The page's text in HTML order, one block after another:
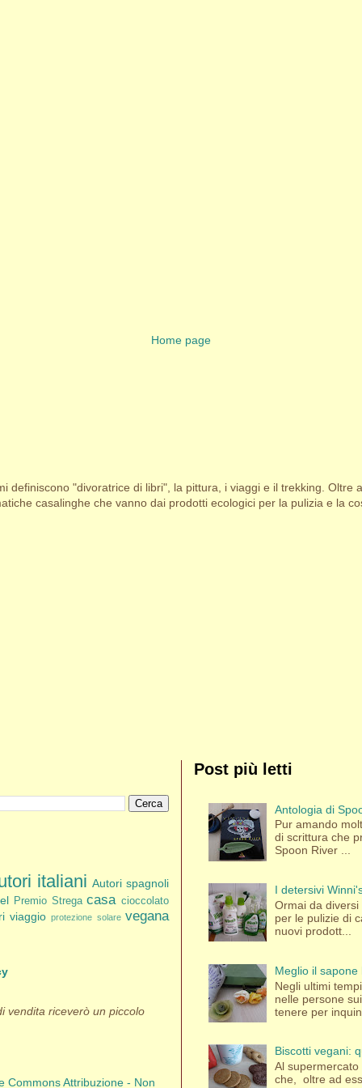
Home page
definiscono "divoratrice di libri", la pittura, i viaggi e il trekking. Oltre
casalinghe che vanno dai prodotti ecologici per la pulizia e la
italiani Autori spagnoli
Premio Strega casa cioccolato
viaggio protezione solare vegana
vendita riceverò un piccolo
Commons Attribuzione - Non
Post più letti
Antologia di
Pur amando
di scrittura che
Spoon River ...
I detersivi
Ormai da
per le pulizie di
nuovi prodott...
Meglio il
Negli ultimi
nelle persone
tenere per
Biscotti vegani:
Al
che, oltre ad